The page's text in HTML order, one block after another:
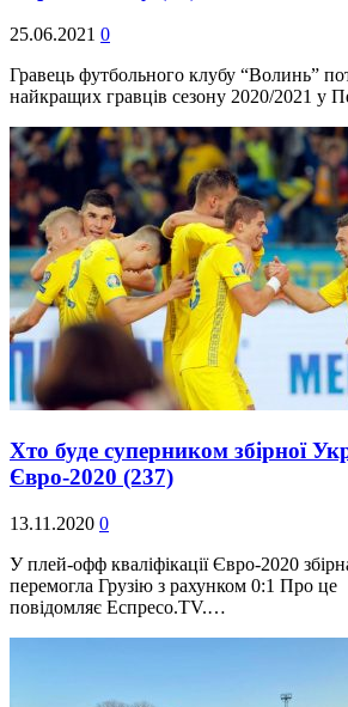
25.06.2021 0
Гравець футбольного клубу “Волинь”
найкращих гравців сезону 2020/2021 у
Хто буде суперником збірної
Євро-2020 (237)
13.11.2020 0
У плей-офф кваліфікації Євро-2020
перемогла Грузію з рахунком 0:1 Про це
повідомляє Еспресо.TV.…